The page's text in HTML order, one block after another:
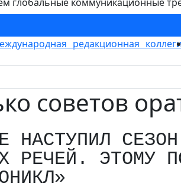
редакционная
советов
НАСТУПИЛ
РЕЧЕЙ. ЭТОМУ